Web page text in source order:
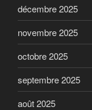
décembre 2025
novembre 2025
octobre 2025
septembre 2025
août 2025